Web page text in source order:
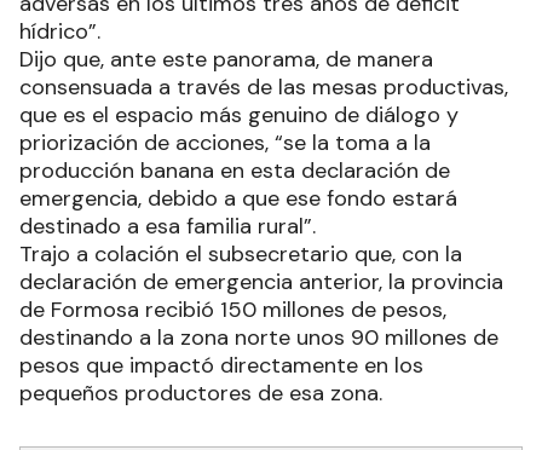
hídrico”.
Dijo que, ante este panorama, de manera
consensuada a través de las mesas productivas,
que es el espacio más genuino de diálogo y
priorización de acciones, “se la toma a la
producción banana en esta declaración de
emergencia, debido a que ese fondo estará
destinado a esa familia rural”.
Trajo a colación el subsecretario que, con la
declaración de emergencia anterior, la provincia
de Formosa recibió 150 millones de pesos,
destinando a la zona norte unos 90 millones de
pesos que impactó directamente en los
pequeños productores de esa zona.